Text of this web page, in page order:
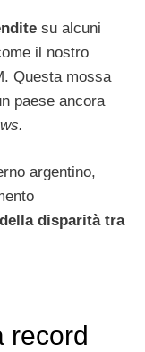
su alcuni
il nostro
Questa mossa
paese ancora
argentino,
disparità tra
record